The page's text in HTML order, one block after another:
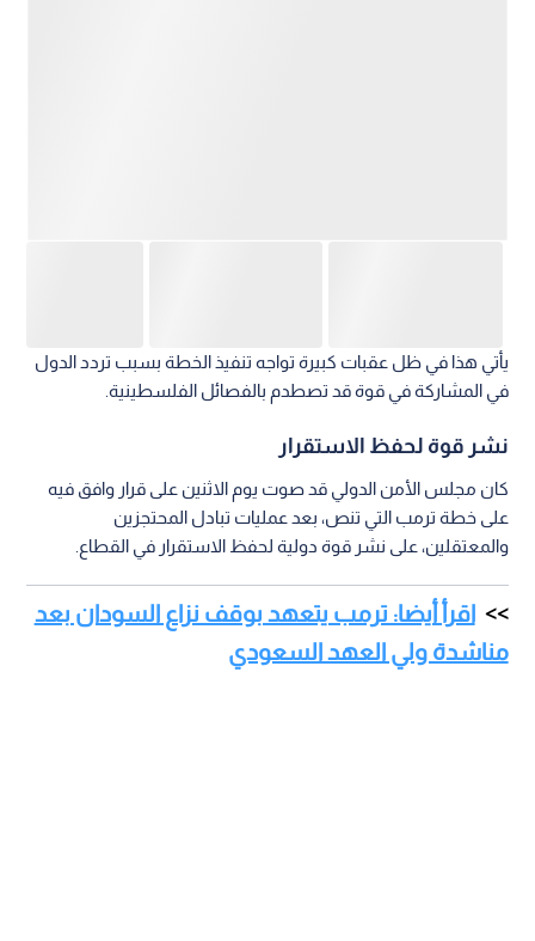
يأتي هذا في ظل عقبات كبيرة تواجه تنفيذ الخطة بسبب تردد الدول
في المشاركة في قوة قد تصطدم بالفصائل الفلسطينية.
نشر قوة لحفظ الاستقرار
كان مجلس الأمن الدولي قد صوت يوم الاثنين على قرار وافق فيه
على خطة ترمب التي تنص، بعد عمليات تبادل المحتجزين
والمعتقلين، على نشر قوة دولية لحفظ الاستقرار في القطاع.
اقرأ أيضا: ترمب يتعهد بوقف نزاع السودان بعد
مناشدة ولي العهد السعودي